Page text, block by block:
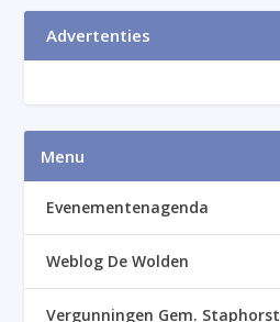
Advertenties
Menu
Evenementenagenda
Weblog De Wolden
Vergunningen Gem. Staphorst